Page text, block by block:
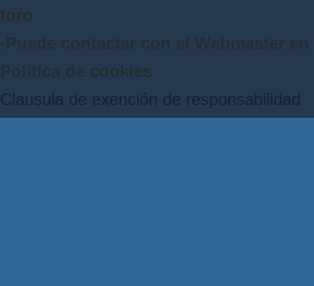
foro
-Puede contactar con el Webmaster
Política de cookies
Clausula de exención de responsabilidad